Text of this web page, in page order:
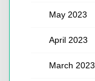
May 2023
April 2023
March 2023